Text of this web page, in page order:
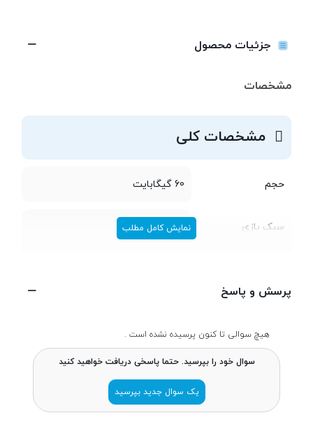
جزئیات محصول
مشخصات
مشخصات کلی
حجم 60 گیگابایت
سبک بازی مسابقه ای
مالتی پلیر - آنلاین
برنامه‌ای
نمایش کامل مطلب
پرسش و پاسخ
هیچ سوالی تا کنون پرسیده نشده است .
سوال خود را بپرسید. حتما پاسخی دریافت خواهید کنید
یک سوال جدید بپرسید